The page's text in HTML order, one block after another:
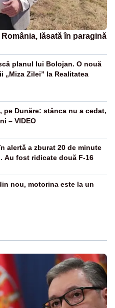
lăsată în paragină
planul lui Bolojan. O nouă
„Miza Zilei” la Realitatea
pe Dunăre: stânca nu a cedat,
– VIDEO
alertă a zburat 20 de minute
Au fost ridicate două F-16
nou, motorina este la un